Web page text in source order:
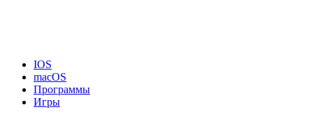
IOS
macOS
Программы
Игры